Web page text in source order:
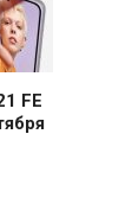
FE